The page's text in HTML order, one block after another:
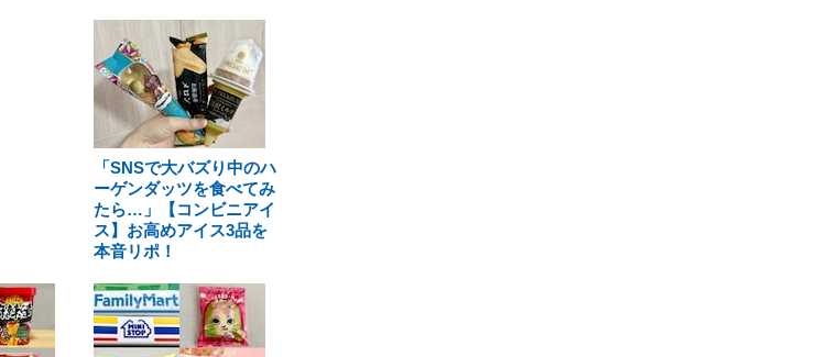
「SNSで大バズり中のハ
ーゲンダッツを食べてみ
たら…」【コンビニアイ
ス】お高めアイス3品を
本音リポ！